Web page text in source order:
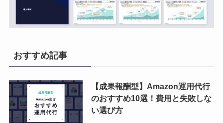
おすすめ記事
【成果報酬型】Amazon運用代行
のおすすめ10選！費用と失敗しな
い選び方